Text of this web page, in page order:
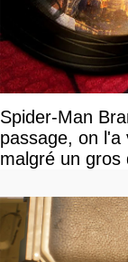
Spider-Man
passage, on
malgré un gros